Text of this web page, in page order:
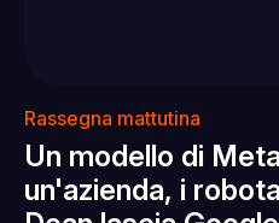
Rassegna mattutina
Un modello di
un'azienda, i